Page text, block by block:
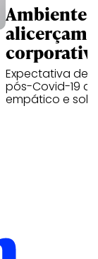
Ambientes
alicerçam
Expectativa de
pós-Covid-19
empático e